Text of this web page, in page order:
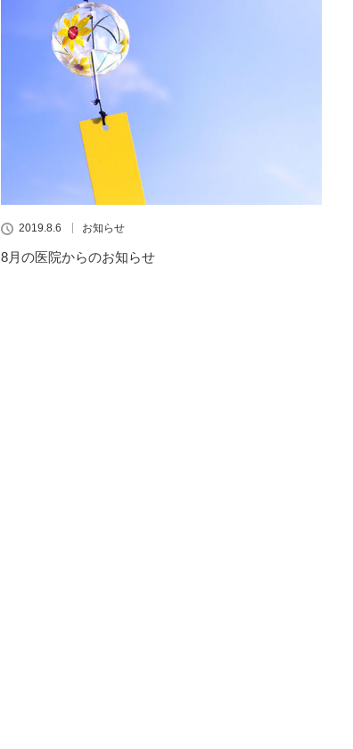
2019.8.6 お知らせ
8月の医院からのお知らせ